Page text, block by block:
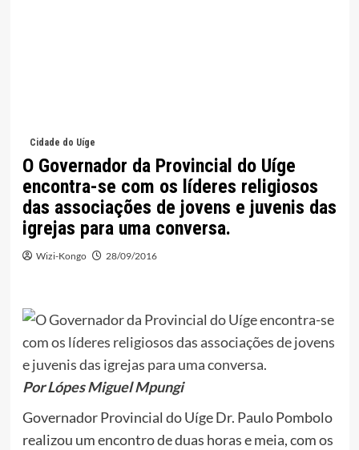
Cidade do Uíge
O Governador da Provincial do Uíge
encontra-se com os líderes religiosos
das associações de jovens e juvenis das
igrejas para uma conversa.
Wizi-Kongo 28/09/2016
Por Lópes Miguel Mpungi
Governador Provincial do Uíge Dr. Paulo Pombolo
realizou um encontro de duas horas e meia, com os